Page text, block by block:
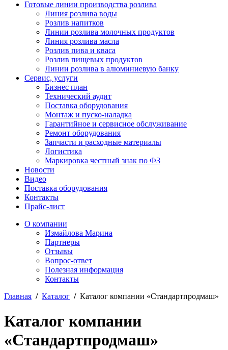
Готовые линии производства розлива
Линия розлива воды
Розлив напитков
Линии розлива молочных продуктов
Линия розлива масла
Розлив пива и кваса
Розлив пищевых продуктов
Линии розлива в алюминиевую банку
Сервис, услуги
Бизнес план
Технический аудит
Поставка оборудования
Монтаж и пуско-наладка
Гарантийное и сервисное обслуживание
Ремонт оборудования
Запчасти и расходные материалы
Логистика
Маркировка честный знак по ФЗ
Новости
Видео
Поставка оборудования
Контакты
Прайс-лист
О компании
Измайлова Марина
Партнеры
Отзывы
Вопрос-ответ
Полезная информация
Контакты
Главная / Каталог / Каталог компании «Стандартпродмаш»
Каталог компании
«Стандартпродмаш»